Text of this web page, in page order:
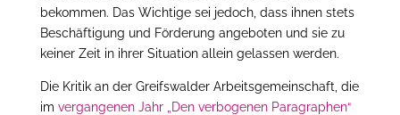
bekommen. Das Wichtige sei jedoch, dass ihnen stets
Beschäftigung und Förderung angeboten und sie zu
keiner Zeit in ihrer Situation allein gelassen werden.
Die Kritik an der Greifswalder Arbeitsgemeinschaft, die
im vergangenen Jahr „Den verbogenen Paragraphen“